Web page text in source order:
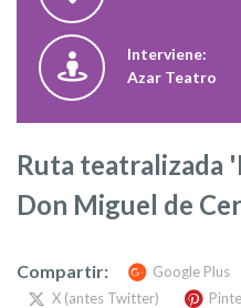
Interviene:
Azar Teatro
Ruta teatralizada
Don Miguel de
Compartir: Google Plus
X (antes Twitter)